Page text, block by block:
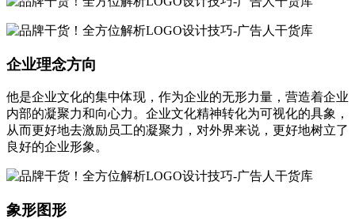
企业理念方向
他是企业文化的集中体现，作为企业的无形力量，营造着企业
内部的凝聚力和向心力。企业文化精神转化为可视化的具象，
从而更好地去激励员工的凝聚力，对外界来说，更好地树立了
良好的企业形象。
象形图形